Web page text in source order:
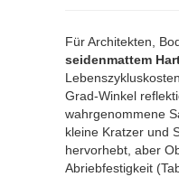
Für Architekten,
seidenmattem
Grad-Winkel
wahrgenommene
kleine Kratzer und
hervorhebt, aber
Abriebfestigkeit